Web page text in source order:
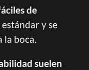
de
y se
la boca.
suelen